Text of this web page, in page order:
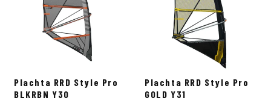
Plachta RRD Style Pro
BLKRBN Y30
Plachta RRD Style Pro
GOLD Y31